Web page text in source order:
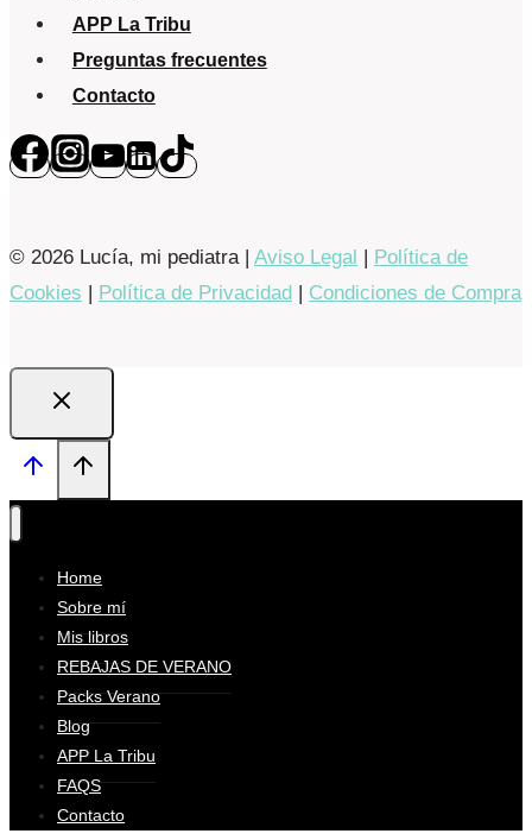
APP La Tribu
Preguntas frecuentes
Contacto
© 2026 Lucía, mi pediatra | Aviso Legal | Política de
Cookies | Política de Privacidad | Condiciones de Compra
Home
Sobre mí
Mis libros
REBAJAS DE VERANO
Packs Verano
Blog
APP La Tribu
FAQS
Contacto